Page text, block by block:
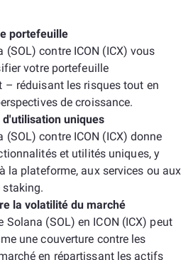
portefeuille
(SOL) contre ICON (ICX) vous
votre portefeuille
– réduisant les risques tout en
de croissance.
d'utilisation uniques
(SOL) contre ICON (ICX) donne
et utilités uniques, y
la plateforme, aux services ou aux
staking.
la volatilité du marché
Solana (SOL) en ICON (ICX) peut
une couverture contre les
en répartissant les actifs